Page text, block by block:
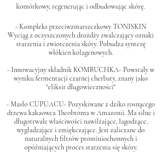
komórkowy, regenerując i odbudowując skórę.
- Kompleks przeciwzmarszczkowy TONISKIN
Wyciąg z oczyszczonych drożdży zwalczający oznaki
starzenia i zwiotczenia skóry. Pobudza syntezę
włókien kolagenowych.
- Innowacyjny składnik KOMBUCHKA- Powstały w
wyniku fermentacji czarnej cherbaty, znany jako
"eliksir długowieczności"
- Masło CUPUACU- Pozyskiwane z dziko rosnącego
drzewa kakaowca Theobroma w Amazonii. Ma silne i
długotrwałe właściwości nawilżające, łagodzące,
wygładzające i zmiękczające. Jest zaliczane do
naturalnych filtrów prominiochonnych i
opóźniających proces starzenia się skóry.